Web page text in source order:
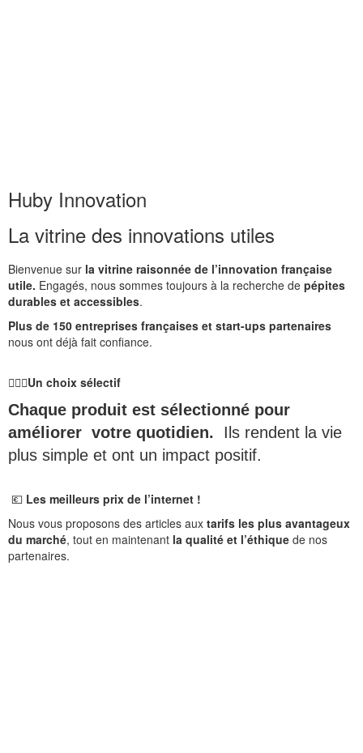
Huby Innovation
La vitrine des innovations utiles
Bienvenue sur la vitrine raisonnée de l’innovation française
utile. Engagés, nous sommes toujours à la recherche de pépites
durables et accessibles.
Plus de 150 entreprises françaises et start-ups partenaires
nous ont déjà fait confiance.
🙋🏻‍♀️Un choix sélectif
Chaque produit est sélectionné pour
améliorer votre quotidien.
Ils rendent la vie
plus simple et ont un impact positif.
💶 Les meilleurs prix de l’internet !
Nous vous proposons des articles aux tarifs les plus avantageux
du marché, tout en maintenant la qualité et l’éthique de nos
partenaires.